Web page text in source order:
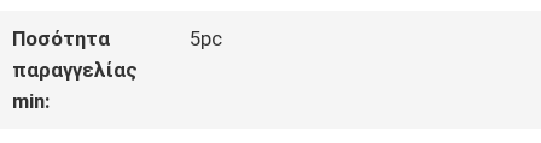
ΕΡΓΟΣΤΑΣΊΩΝ
ΠΟΙΟΤΙΚΌΣ
Ποσότητα
παραγγελίας
min:
5pc